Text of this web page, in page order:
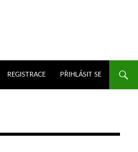
REGISTRACE
PŘIHLÁSIT SE